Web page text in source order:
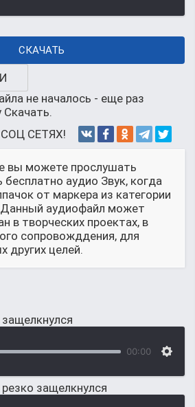
СКАЧАТЬ
не началось - еще раз
Скачать.
СЕТЯХ!
вы можете прослушать
бесплатно аудио Звук, когда
от маркера из категории
Данный аудиофайл может
в творческих проектах, в
сопровожддения, для
других целей.
защелкнулся
00:00
защелкнулся